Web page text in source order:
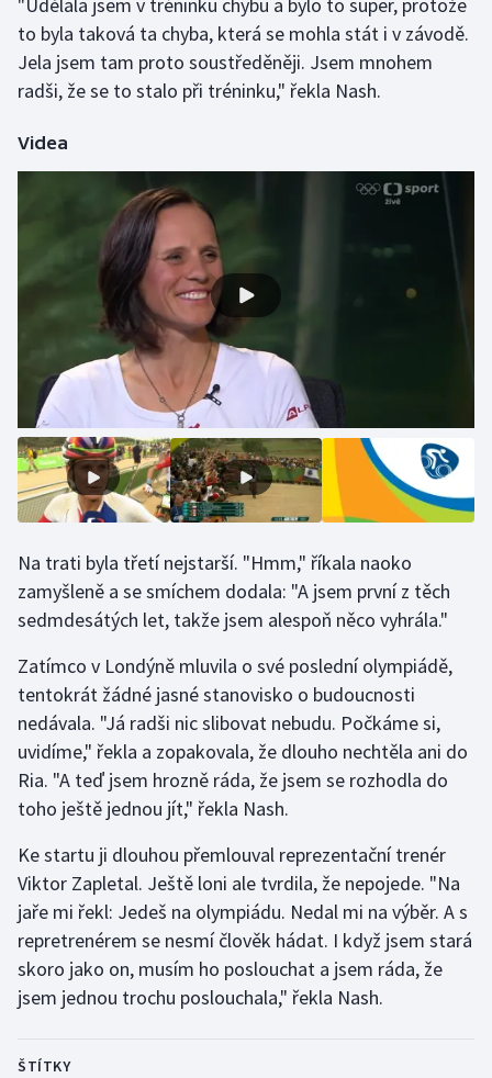
Stolní tenis
Triatlon
Vodní slalom
Ostatní
"Udělala jsem v tréninku chybu a bylo to super, protože
to byla taková ta chyba, která se mohla stát i v závodě.
Jela jsem tam proto soustředěněji. Jsem mnohem
radši, že se to stalo při tréninku," řekla Nash.
Videa
Na trati byla třetí nejstarší. "Hmm," říkala naoko
zamyšleně a se smíchem dodala: "A jsem první z těch
sedmdesátých let, takže jsem alespoň něco vyhrála."
Zatímco v Londýně mluvila o své poslední olympiádě,
tentokrát žádné jasné stanovisko o budoucnosti
nedávala. "Já radši nic slibovat nebudu. Počkáme si,
uvidíme," řekla a zopakovala, že dlouho nechtěla ani do
Ria. "A teď jsem hrozně ráda, že jsem se rozhodla do
toho ještě jednou jít," řekla Nash.
Ke startu ji dlouhou přemlouval reprezentační trenér
Viktor Zapletal. Ještě loni ale tvrdila, že nepojede. "Na
jaře mi řekl: Jedeš na olympiádu. Nedal mi na výběr. A s
repretrenérem se nesmí člověk hádat. I když jsem stará
skoro jako on, musím ho poslouchat a jsem ráda, že
jsem jednou trochu poslouchala," řekla Nash.
ŠTÍTKY